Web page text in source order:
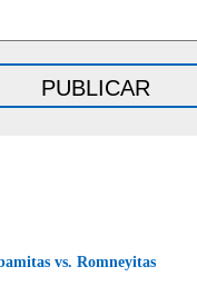
vs. Romneyitas